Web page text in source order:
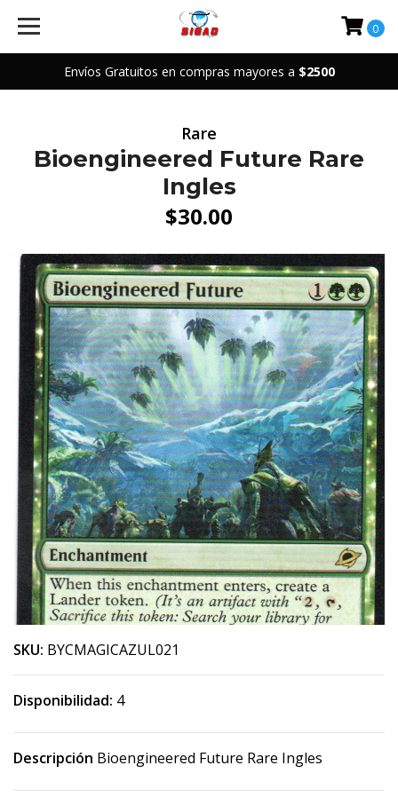
Envíos Gratuitos en compras mayores a $2500
0
Rare
Bioengineered Future Rare
Ingles
$30.00
SKU: BYCMAGICAZUL021
Disponibilidad: 4
Descripción Bioengineered Future Rare Ingles